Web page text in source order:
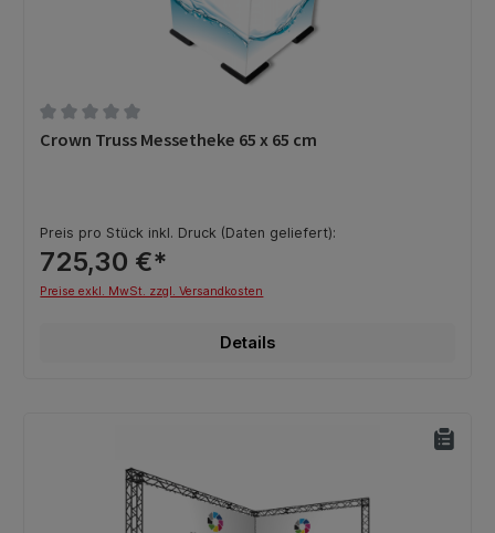
Durchschnittliche Bewertung von 0 von 5 Sternen
Crown Truss Messetheke 65 x 65 cm
Preis pro Stück inkl. Druck (Daten geliefert):
725,30 €*
Preise exkl. MwSt. zzgl. Versandkosten
Details